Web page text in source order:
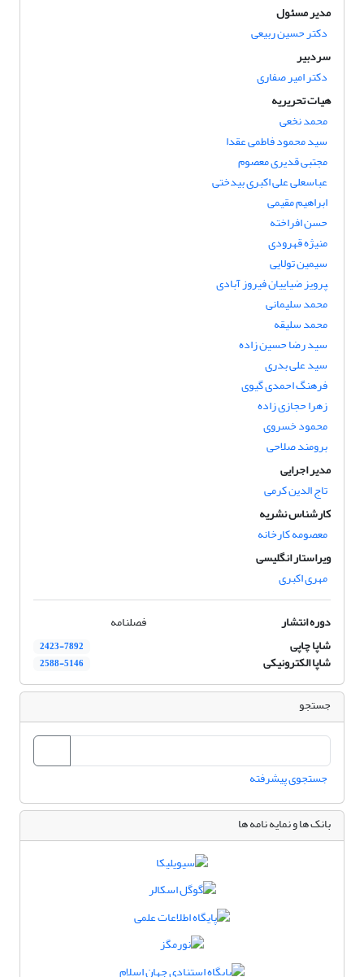
مدیر مسئول
دکتر حسین ربیعی
سردبیر
دکتر امیر صفاری
هیات تحریریه
محمد نخعی
سید محمود فاطمی عقدا
مجتبی قدیری معصوم
عباسعلی علی اکبری بیدختی
ابراهیم مقیمی
حسن افراخته
منیژه قهرودی
سیمین تولایی
‍‍‍‍‍‍‍‍‍‍‍‍‍‍‍‍‍‍‍‍‍‍‍‍‍‍‍‍‍پرویز ضیاییان فیروز آبادی
محمد سلیمانی
محمد سلیقه
سید رضا حسین زاده
سید علی بدری
فرهنگ احمدی گیوی
زهرا حجازی زاده
محمود خسروی
برومند صلاحی
مدیر اجرایی
تاج الدین کرمی
کارشناس نشریه
معصومه کارخانه
ویراستار انگلیسی
مهری اکبری
دوره انتشار
فصلنامه
شاپا چاپی
2423-7892
شاپا الکترونیکی 2588-5146
جستجو
جستجوی پیشرفته
بانک ها و نمایه نامه ها